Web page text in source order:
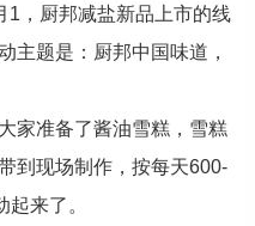
1，厨邦减盐新品上市的线
主题是：厨邦中国味道，
家准备了酱油雪糕，雪糕
到现场制作，按每天600-
来了。